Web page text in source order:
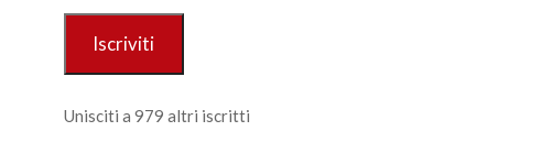
Iscriviti
Unisciti a 979 altri iscritti